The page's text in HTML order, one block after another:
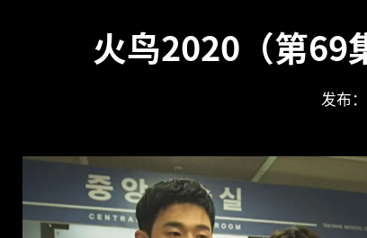
火鸟2020（第69
发布